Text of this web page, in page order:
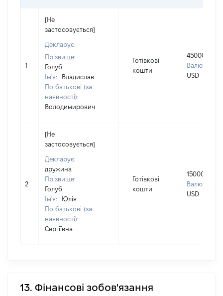
1
[Не
застосовується]
Декларує:
Прізвище:
Голуб
Ім'я:
Владислав
По батькові (за
наявності):
Володимирович
Готівкові
кошти
45000
Валюта:
USD
2
[Не
застосовується]
Декларує:
дружина
Прізвище:
Голуб
Ім'я:
Юлія
По батькові (за
наявності):
Сергіївна
Готівкові
кошти
15000
Валюта:
USD
13. Фінансові зобов'язання